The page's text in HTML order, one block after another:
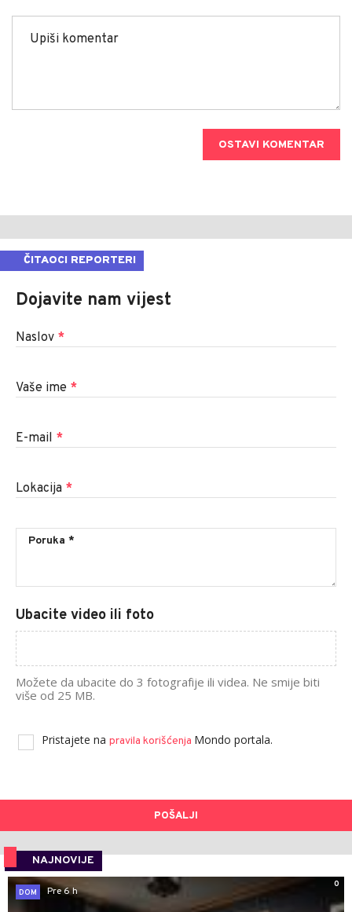
OSTAVI KOMENTAR
ČITAOCI REPORTERI
Dojavite nam vijest
Naslov *
Vaše ime *
E-mail *
Lokacija *
Ubacite video ili foto
Možete da ubacite do 3 fotografije ili videa. Ne smije biti
više od 25 MB.
Pristajete na pravila korišćenja Mondo portala.
POŠALJI
NAJNOVIJE
0
DOM
Pre 6 h